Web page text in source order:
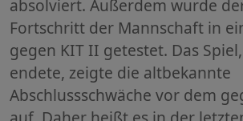
absolviert. Außerdem wurde
Fortschritt der Mannschaft in
gegen KIT II getestet. Das
endete, zeigte die altbekannte
Abschlussschwäche vor dem